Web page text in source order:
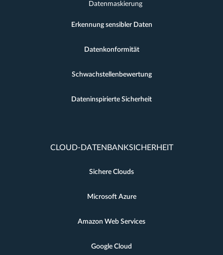
Datenmaskierung
Erkennung sensibler Daten
Datenkonformität
Schwachstellenbewertung
Dateninspirierte Sicherheit
CLOUD-DATENBANKSICHERHEIT
Sichere Clouds
Microsoft Azure
Amazon Web Services
Google Cloud